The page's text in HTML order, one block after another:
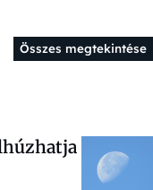
Összes megtekintése